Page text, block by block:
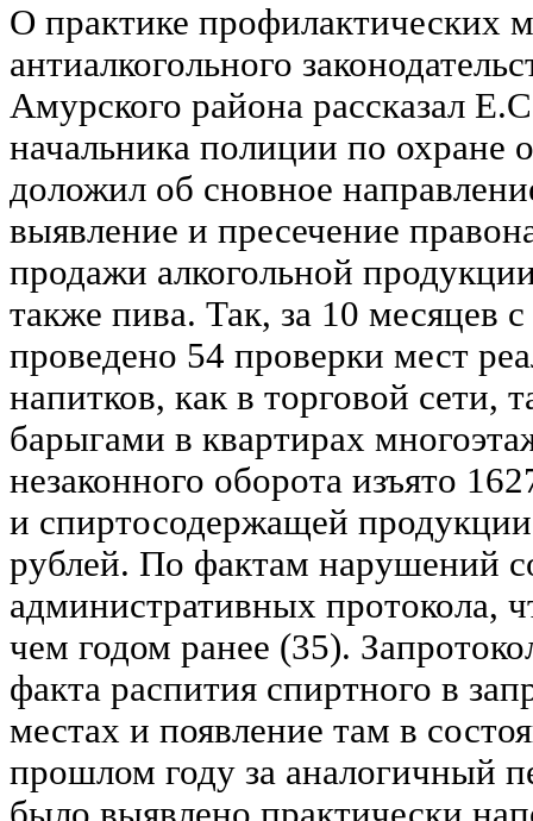
О практике профилактических
антиалкогольного
Амурского района рассказал
начальника полиции по охране
доложил об сновное
выявление и пресечение
продажи алкогольной
также пива. Так, за 10 месяцев
проведено 54 проверки мест
напитков, как в торговой сети,
барыгами в квартирах
незаконного оборота изъято
и спиртосодержащей
рублей. По фактам нарушений
административных протокола,
чем годом ранее (35).
факта распития спиртного в
местах и появление там в
прошлом году за аналогичный